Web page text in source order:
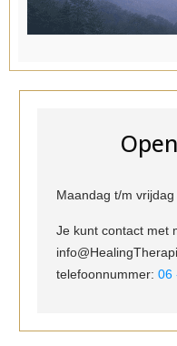
Maandag t/m
Je kunt contact met
telefoonnummer: 06